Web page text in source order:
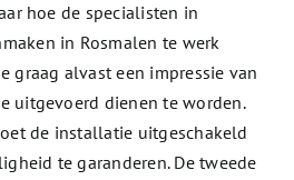
hoe de specialisten in
in Rosmalen te werk
graag alvast een impressie van
uitgevoerd dienen te worden.
de installatie uitgeschakeld
te garanderen. De tweede